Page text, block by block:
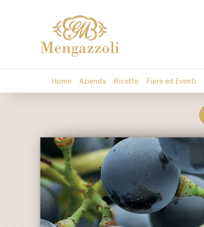
Home Azienda Ricette Fiere ed Eventi